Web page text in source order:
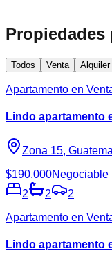
Propiedades
Todos Venta Alquiler
Apartamento en
Lindo apartamento
Zona 15,
$190,000Negociable
2
2
2
Apartamento en
Lindo apartamento